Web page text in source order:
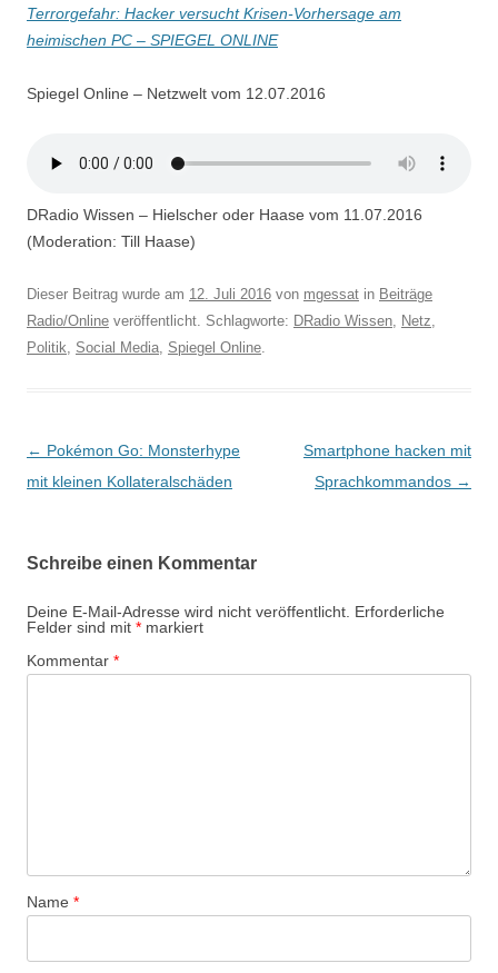
Terrorgefahr: Hacker versucht Krisen-Vorhersage am
heimischen PC – SPIEGEL ONLINE
Spiegel Online – Netzwelt vom 12.07.2016
DRadio Wissen – Hielscher oder Haase vom 11.07.2016
(Moderation: Till Haase)
Dieser Beitrag wurde am 12. Juli 2016 von mgessat in Beiträge
Radio/Online veröffentlicht. Schlagworte: DRadio Wissen, Netz,
Politik, Social Media, Spiegel Online.
Beitragsnavigation
← Pokémon Go: Monsterhype
mit kleinen Kollateralschäden
Smartphone hacken mit
Sprachkommandos →
Schreibe einen Kommentar
Deine E-Mail-Adresse wird nicht veröffentlicht. Erforderliche
Felder sind mit * markiert
Kommentar *
Name *